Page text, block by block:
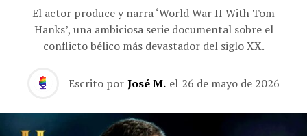
El actor produce y narra ‘World War II With Tom
Hanks’, una ambiciosa serie documental sobre el
conflicto bélico más devastador del siglo XX.
Escrito por José M. el 26 de mayo de 2026